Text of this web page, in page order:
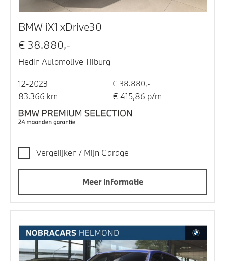
BMW iX1 xDrive30
€ 38.880,-
Hedin Automotive Tilburg
12-2023 € 38.880,-
83.366 km € 415,86 p/m
Vergelijken / Mijn Garage
Meer informatie